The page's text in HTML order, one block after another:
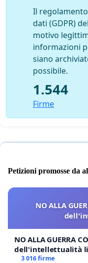
Ordine
Sevuoi saper di più ti
Il
dati (GDPR)
motivo
informazioni
siano
possibile.
1.544
Firme
Petizioni promosse da
NO ALLA
NO ALLA GUERRA
dell'intellettualità
3 016 firme